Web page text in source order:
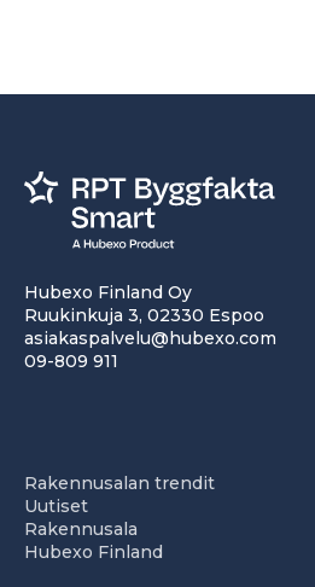
Hubexo Finland Oy
Ruukinkuja 3, 02330 Espoo
asiakaspalvelu@hubexo.com
09-809 911
Rakennusalan trendit
Uutiset
Rakennusala
Hubexo Finland